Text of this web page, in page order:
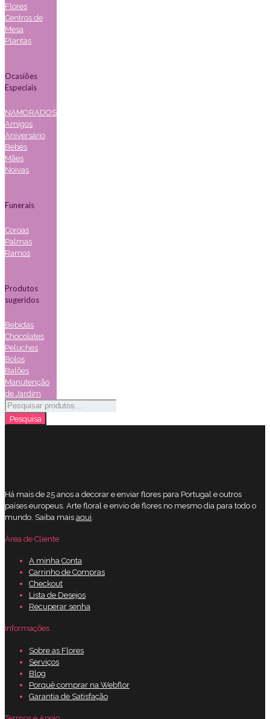
Flores
Centros de
Mesa
Plantas
Ocasiões
Especiais
NAMORADOS
Amigos
Aniversário
Bebés
Mães
Noivas
Funerais
Coroas
Palmas
Ramos
Produtos
sugeridos
Bebidas
Chocolates
Peluches
Bolos
Balões
Manutenção
de Jardim
Pesquisar
por:
Pesquisa
Há mais de 25 anos a decorar e enviar flores para Portugal e outros
países europeus. Arte floral e envio de flores no mesmo dia para todo o
mundo. Saiba mais aqui
Área de Cliente
A minha Conta
Carrinho de Compras
Checkout
Lista de Desejos
Recuperar senha
Informações
Sobre as Flores
Serviços
Blog
Porquê comprar na Webflor
Garantia de Satisfação